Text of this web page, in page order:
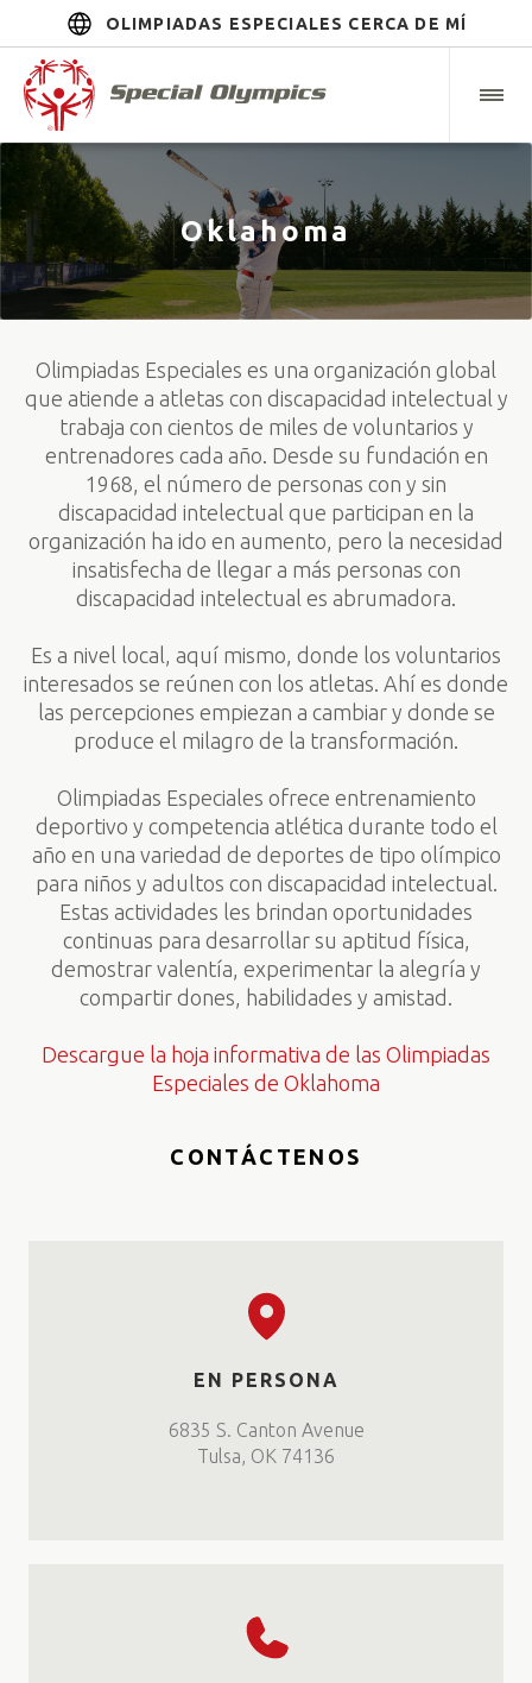
OLIMPIADAS ESPECIALES CERCA DE MÍ
Oklahoma
Olimpiadas Especiales es una organización global
que atiende a atletas con discapacidad intelectual y
trabaja con cientos de miles de voluntarios y
entrenadores cada año. Desde su fundación en
1968, el número de personas con y sin
discapacidad intelectual que participan en la
organización ha ido en aumento, pero la necesidad
insatisfecha de llegar a más personas con
discapacidad intelectual es abrumadora.
Es a nivel local, aquí mismo, donde los voluntarios
interesados se reúnen con los atletas. Ahí es donde
las percepciones empiezan a cambiar y donde se
produce el milagro de la transformación.
Olimpiadas Especiales ofrece entrenamiento
deportivo y competencia atlética durante todo el
año en una variedad de deportes de tipo olímpico
para niños y adultos con discapacidad intelectual.
Estas actividades les brindan oportunidades
continuas para desarrollar su aptitud física,
demostrar valentía, experimentar la alegría y
compartir dones, habilidades y amistad.
Descargue la hoja informativa de las Olimpiadas
Especiales de Oklahoma
CONTÁCTENOS
EN PERSONA
6835 S. Canton Avenue
Tulsa, OK 74136